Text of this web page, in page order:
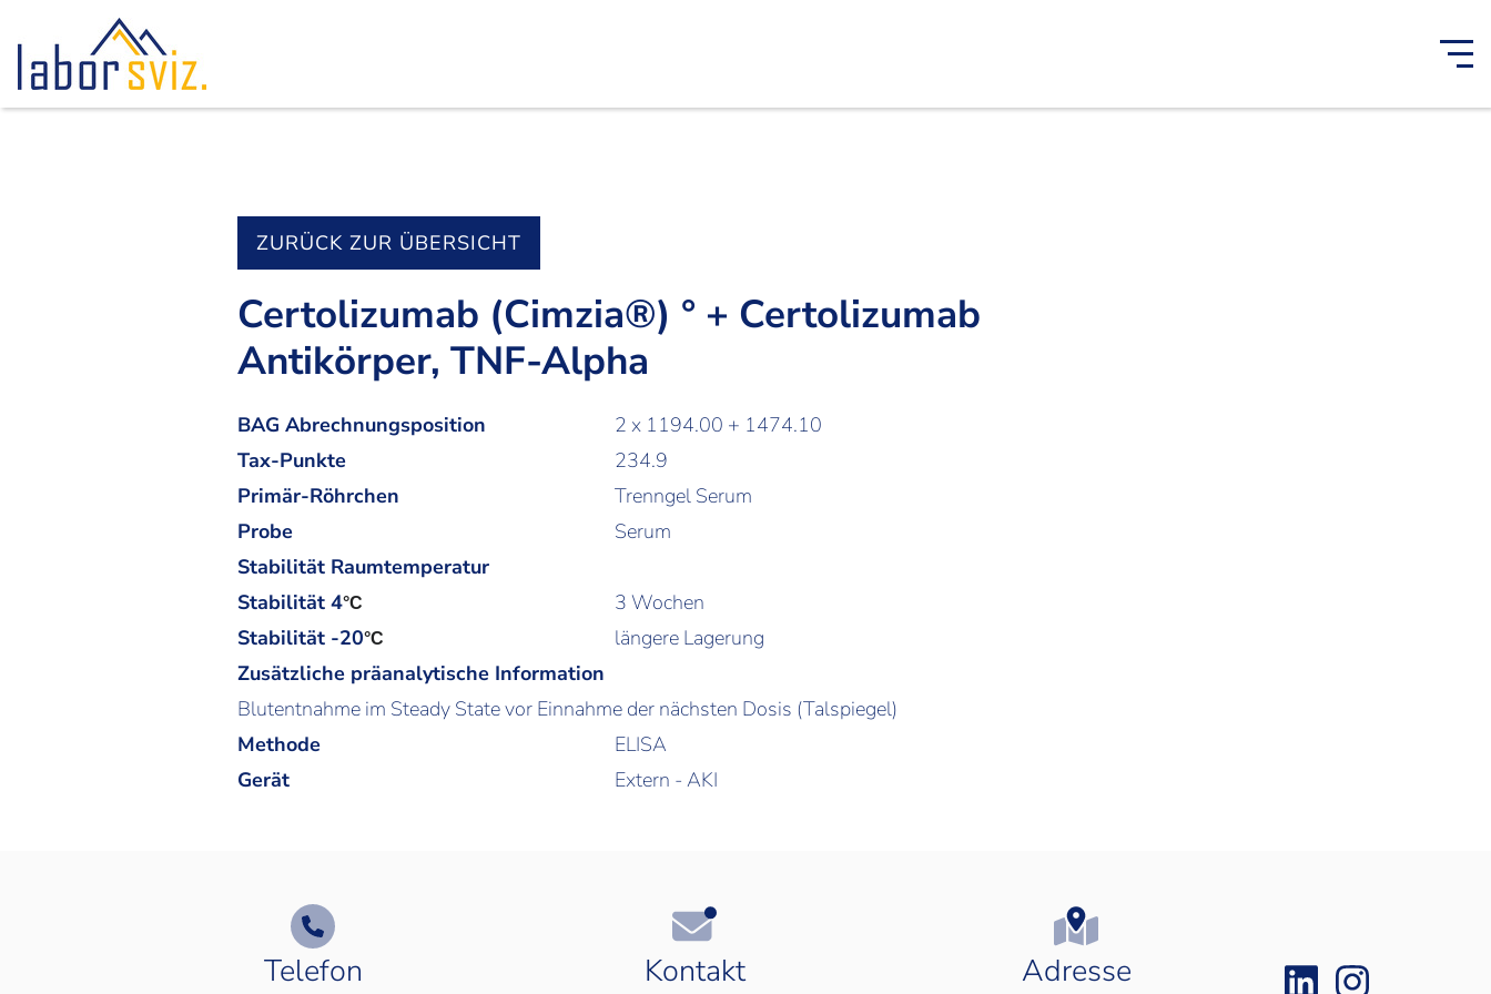
ZURÜCK ZUR ÜBERSICHT
Certolizumab (Cimzia®) ° + Certolizumab
Antikörper, TNF-Alpha
BAG Abrechnungsposition
2 x 1194.00 + 1474.10
Tax-Punkte
234.9
Primär-Röhrchen
Trenngel Serum
Probe
Serum
Stabilität Raumtemperatur
Stabilität 4°C
3 Wochen
Stabilität -20°C
längere Lagerung
Zusätzliche präanalytische Information
Blutentnahme im Steady State vor Einnahme der nächsten Dosis (Talspiegel)
Methode
ELISA
Gerät
Extern - AKI
Telefon Kontakt Adresse